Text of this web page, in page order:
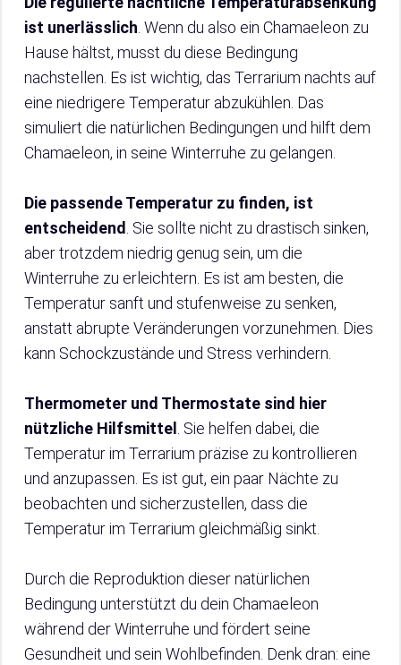
ist unerlässlich . Wenn du also ein Chamaeleon zu
Hause hältst, musst du diese Bedingung
nachstellen. Es ist wichtig, das Terrarium nachts auf
eine niedrigere Temperatur abzukühlen. Das
simuliert die natürlichen Bedingungen und hilft dem
Chamaeleon, in seine Winterruhe zu gelangen.
Die passende Temperatur zu finden, ist
entscheidend . Sie sollte nicht zu drastisch sinken,
aber trotzdem niedrig genug sein, um die
Winterruhe zu erleichtern. Es ist am besten, die
Temperatur sanft und stufenweise zu senken,
anstatt abrupte Veränderungen vorzunehmen. Dies
kann Schockzustände und Stress verhindern.
Thermometer und Thermostate sind hier
nützliche Hilfsmittel
. Sie helfen dabei, die
Temperatur im Terrarium präzise zu kontrollieren
und anzupassen. Es ist gut, ein paar Nächte zu
beobachten und sicherzustellen, dass die
Temperatur im Terrarium gleichmäßig sinkt.
Durch die Reproduktion dieser natürlichen
Bedingung unterstützt du dein Chamaeleon
während der Winterruhe und fördert seine
Gesundheit und sein Wohlbefinden. Denk dran: eine